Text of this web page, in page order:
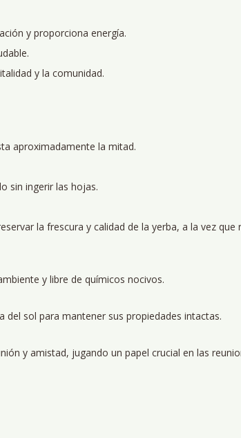
y proporciona energía.
y la comunidad.
aproximadamente la mitad.
sin ingerir las hojas.
la frescura y calidad de la yerba, a la vez que
y libre de químicos nocivos.
del sol para mantener sus propiedades intactas.
y amistad, jugando un papel crucial en las